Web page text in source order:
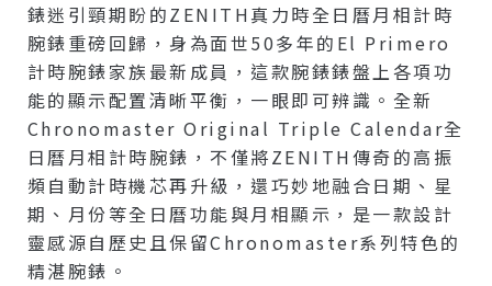
錶迷引頸期盼的ZENITH真力時全日曆月相計時
腕錶重磅回歸，身為面世50多年的El Primero
計時腕錶家族最新成員，這款腕錶錶盤上各項功
能的顯示配置清晰平衡，一眼即可辨識。全新
Chronomaster Original Triple Calendar全
日曆月相計時腕錶，不僅將ZENITH傳奇的高振
頻自動計時機芯再升級，還巧妙地融合日期、星
期、月份等全日曆功能與月相顯示，是一款設計
靈感源自歷史且保留Chronomaster系列特色的
精湛腕錶。